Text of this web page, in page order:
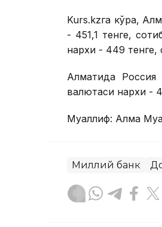
Kurs.kzга кўра,
- 451,1 тенге,
нархи - 449 тенге,
Алматида Россия
валютаси нархи -
Муаллиф: Алма
Миллий банк